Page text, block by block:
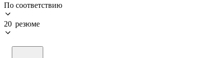
По соответствию
20 резюме